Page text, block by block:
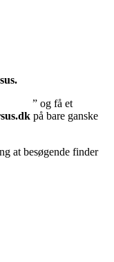
” og få et
på bare ganske
at besøgende finder